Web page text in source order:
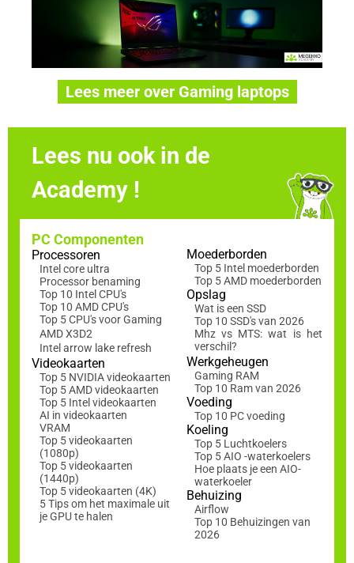
Lees meer over Gaming laptops
Lees nu ook in de
Academy !
PC Componenten
Processoren
Intel core ultra
Processor benaming
Top 10 Intel CPU's
Top 10 AMD CPU's
Top 5 CPU's voor Gaming
AMD X3D2
Intel arrow lake refresh
Videokaarten
Top 5 NVIDIA videokaarten
Top 5 AMD videokaarten
Top 5 Intel videokaarten
AI in videokaarten
VRAM
Top 5 videokaarten
(1080p)
Top 5 videokaarten
(1440p)
Top 5 videokaarten (4K)
5 Tips om het maximale uit
je GPU te halen
Moederborden
Top 5 Intel moederborden
Top 5 AMD moederborden
Opslag
Wat is een SSD
Top 10 SSD's van 2026
Mhz vs MTS: wat is het
verschil?
Werkgeheugen
Gaming RAM
Top 10 Ram van 2026
Voeding
Top 10 PC voeding
Koeling
Top 5 Luchtkoelers
Top 5 AIO -waterkoelers
Hoe plaats je een AIO-
waterkoeler
Behuizing
Airflow
Top 10 Behuizingen van
2026